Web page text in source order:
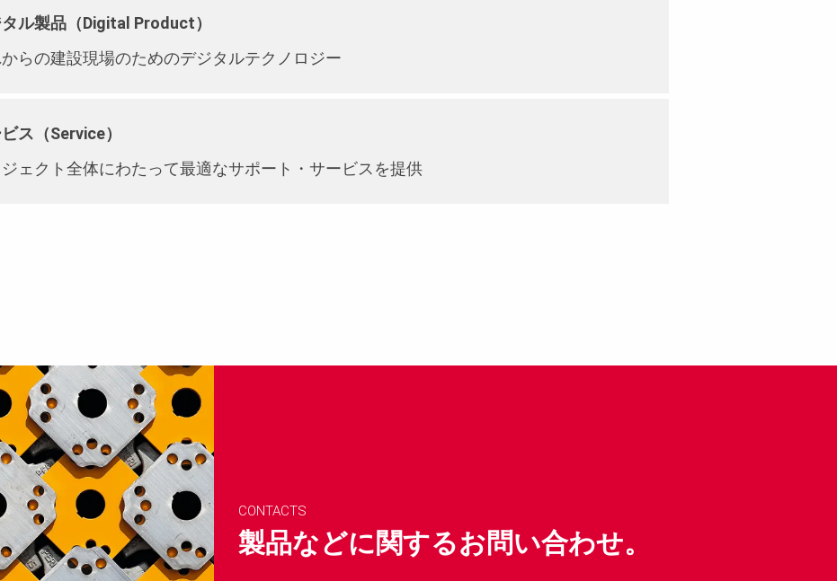
ル製品（Digital Product）
らの建設現場のためのデジタルテクノロジー
ス（Service）
ェクト全体にわたって最適なサポート・サービスを提供
CONTACTS
製品などに関するお問い合わせ。